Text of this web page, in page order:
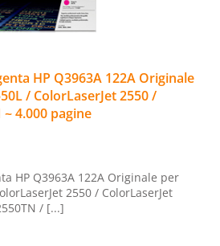
HP Q3963A 122A Originale
/ ColorLaserJet 2550 /
4.000 pagine
HP Q3963A 122A Originale per
2550 / ColorLaserJet
/ [...]